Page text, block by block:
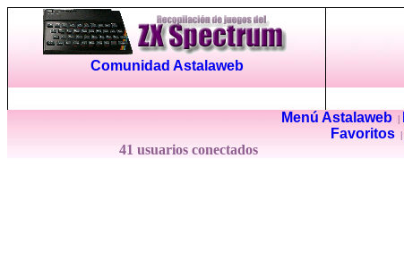
Comunidad Astalaweb
Menú Astalaweb|
Favoritos
41 usuarios conectados